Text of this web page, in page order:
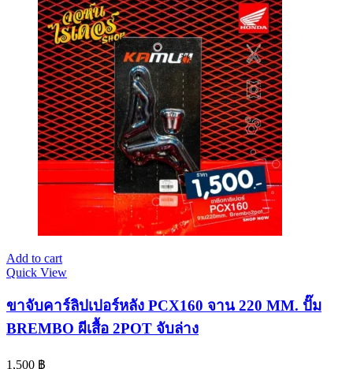
Add to cart
Quick View
ขาจับคาร์ลิปเปอร์หลัง PCX160 จาน 220 MM. ปั๊ม
BREMBO ผีเสื้อ 2POT จับล่าง
1,500 ฿